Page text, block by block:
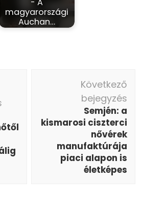
- A
magyarországi
Auchan…
Következő
bejegyzés
Semjén: a
kismarosi ciszterci
nővérek
manufaktúrája
piaci alapon is
életképes